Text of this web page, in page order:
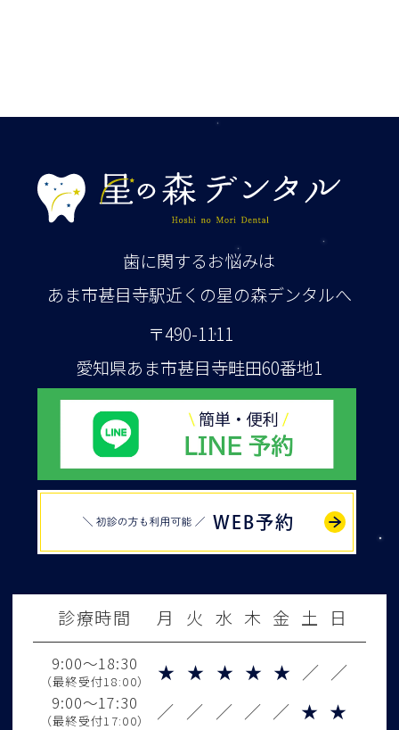
歯に関するお悩みは
あま市甚目寺駅近くの星の森デンタルへ
〒490-1111
愛知県あま市甚目寺畦田60番地1
WEB予約
診療時間 月 火 水 木 金 土 日
9:00～18:30
（最終受付18:00） ★ ★ ★ ★ ★ ／ ／
9:00～17:30
（最終受付17:00） ／ ／ ／ ／ ／ ★ ★